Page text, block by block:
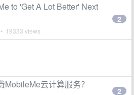
to 'Get A Lot Better' Next
19333 views
2
云计算服务？
2